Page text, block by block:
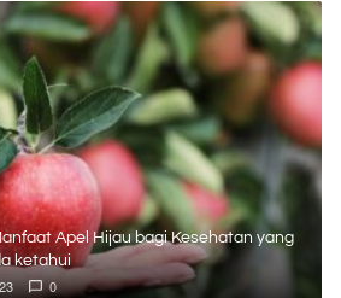
Apel Hijau bagi Kesehatan yang
ketahui
0